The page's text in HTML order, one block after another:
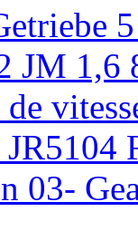
03-